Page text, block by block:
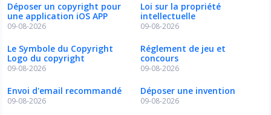
Déposer un copyright pour
une application iOS APP
09-08-2026
Loi sur la propriété
intellectuelle
09-08-2026
Le Symbole du Copyright
Logo du copyright
09-08-2026
Réglement de jeu et
concours
09-08-2026
Envoi d'email recommandé
09-08-2026
Déposer une invention
09-08-2026